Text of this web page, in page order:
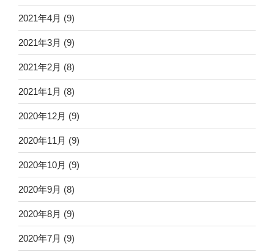
2021年4月 (9)
2021年3月 (9)
2021年2月 (8)
2021年1月 (8)
2020年12月 (9)
2020年11月 (9)
2020年10月 (9)
2020年9月 (8)
2020年8月 (9)
2020年7月 (9)